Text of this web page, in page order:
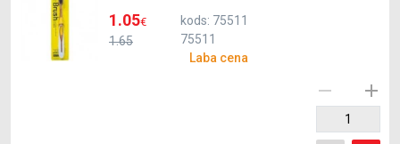
1.65
1.05€
kods: 75511
75511
Laba cena